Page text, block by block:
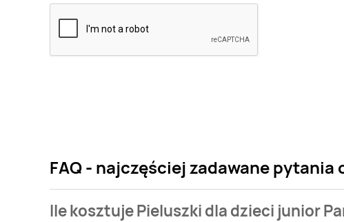
FAQ - najczęściej zadawane
Ile kosztuje Pieluszki dla dzieci junior